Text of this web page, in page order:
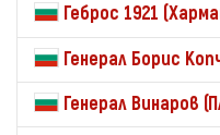
Геброс 1921
Генерал Борис
Генерал Винаров